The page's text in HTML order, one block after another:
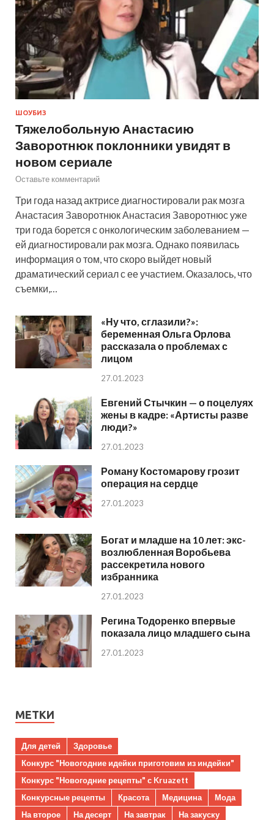
ШОУБИЗ
Тяжелобольную Анастасию
Заворотнюк поклонники увидят в
новом сериале
Оставьте комментарий
Три года назад актрисе диагностировали рак мозга
Анастасия Заворотнюк Анастасия Заворотнюс уже
три года борется с онкологическим заболеванием —
ей диагностировали рак мозга. Однако появилась
информация о том, что скоро выйдет новый
драматический сериал с ее участием. Оказалось, что
съемки,…
«Ну что, сглазили?»:
беременная Ольга Орлова
рассказала о проблемах с
лицом
27.01.2023
Евгений Стычкин — о поцелуях
жены в кадре: «Артисты разве
люди?»
27.01.2023
Роману Костомарову грозит
операция на сердце
27.01.2023
Богат и младше на 10 лет: экс-
возлюбленная Воробьева
рассекретила нового
избранника
27.01.2023
Регина Тодоренко впервые
показала лицо младшего сына
27.01.2023
МЕТКИ
Для детей
Здоровье
Конкурс "Новогодние идейки приготовим из индейки"
Конкурс "Новогодние рецепты" с Kruazett
Конкурсные рецепты
Красота Медицина
Мода
На второе
На десерт На завтрак
На закуску